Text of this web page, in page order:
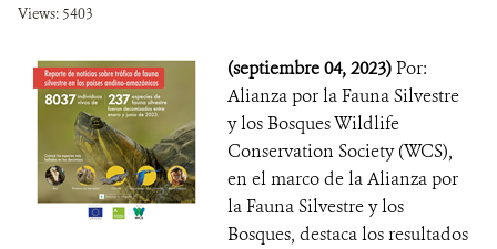
Views: 5403
(septiembre 04, 2023)Por:
Alianza por la Fauna Silvestre
y los Bosques Wildlife
Conservation Society (WCS),
en el marco de la Alianza por
la Fauna Silvestre y los
Bosques, destaca los resultados